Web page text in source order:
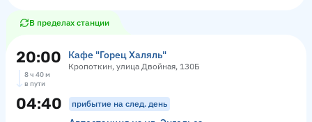
В пределах станции
20:00 Кафе "Горец Халяль"
Кропоткин, улица Двойная, 130Б
8 ч 40 м
в пути
04:40 прибытие на след. день